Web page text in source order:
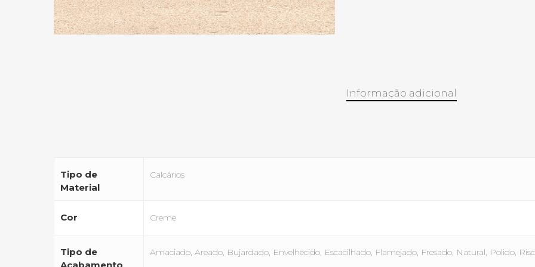
Informação adicional
Tipo de
Material
Calcários
Cor Creme
Tipo de
Amaciado, Areado, Bujardado, Envelhecido, Escacilhado, Flamejado, Fresado, Natural, Polido,